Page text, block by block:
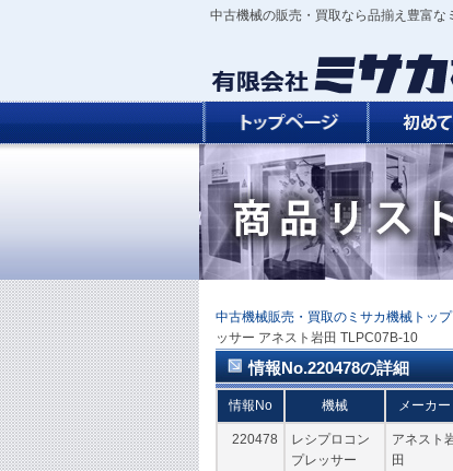
中古機械の販売・買取なら品揃え豊富
中古機械販売・買取のミサカ機械トップ
ッサー アネスト岩田 TLPC07B-10
情報No.220478の詳細
情報No 機械 メーカー
220478
レシプロコン
プレッサー
アネスト
田